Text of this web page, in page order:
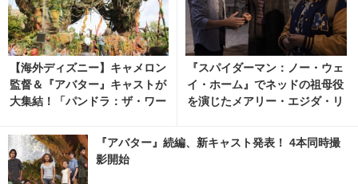
【海外ディズニー】キャメロン
監督＆『アバター』キャストが
大集結！「パンドラ：ザ・ワー
ニー
『スパイダーマン：ノー・ウェ
イ・ホーム』でネッドの祖母役
を演じたメアリー・エジダ・リ
コブ・バタロンが追悼 6枚目の
写真・画像 | cinemacafe.net
『アバター』続編、新キャスト発表！ 4本同時撮
影開始